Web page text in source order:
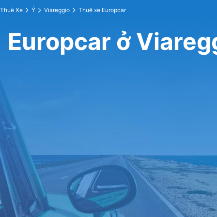
Thuê Xe Ý Viareggio Thuê xe Europcar
Europcar ở